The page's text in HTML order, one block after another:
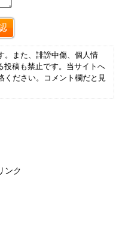
。また、誹謗中傷、個人情
投稿も禁止です。当サイトへ
ください。コメント欄だと見
ンク